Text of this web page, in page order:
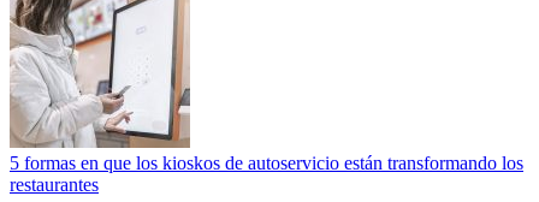
5 formas en que los kioskos de autoservicio están transformando los
restaurantes